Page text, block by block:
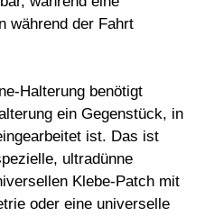
während der Fahrt
Halterung benötigt
ein Gegenstück, in
ist. Das ist
ultradünne
Klebe-Patch mit
oder eine universelle